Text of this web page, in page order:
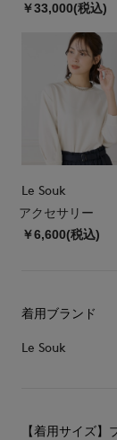
￥33,000(税込)
Le Souk
アクセサリー
￥6,600(税込)
着用ブランド
Le Souk
【着用サイズ